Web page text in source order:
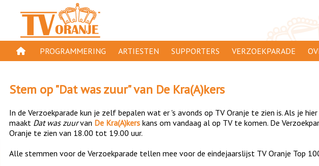
PROGRAMMERING
GESPEELD OP TV ORANJE
ORANJE KROON
TV ORANJE TOP 1000
11 VAN ORANJE
ARTIESTEN SUPPORTERS
AANMELDEN
VERZOEKPARADE
Stem op "Dat was zuur" van De Kra(A)kers
In de Verzoekparade kun je zelf bepalen wat er 's avonds op TV Oranje te zien is. Als je
maakt Dat was zuurvan De Kra(A)kers kans om vandaag al op TV te komen. De
Oranje te zien van 18.00 tot 19.00 uur.
Alle stemmen voor de Verzoekparade tellen mee voor de eindejaarslijst TV Oranje Top